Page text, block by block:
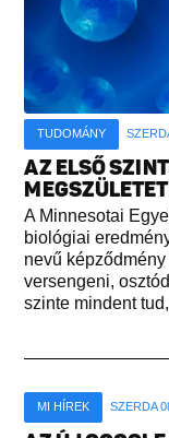
TUDOMÁNY
AZ ELSŐ
A Minnesotai
biológiai
nevű
versengeni,
szinte mindent
MI HÍREK SZERDA